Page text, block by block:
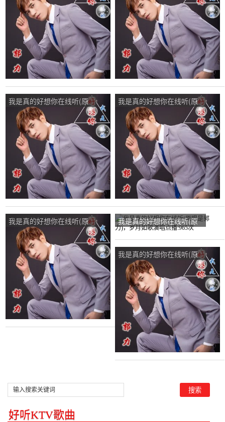
播:64次
我是真的好想你在线听(原
唱是郭力)，幸福《不听》
勿评勿礼演唱点播:349次
我是真的好想你在线听(原
唱是郭力)，月亮演唱点
播:30次
我是真的好想你在线听(原
唱是郭力)，红雪莲演唱点
播:78次
我是真的好想你在线听(原
唱是郭力)，岁月如歌演唱
点播:965次
我是真的好想你在线听(原
唱是郭力)，无语演唱点
播:33次
好听KTV歌曲